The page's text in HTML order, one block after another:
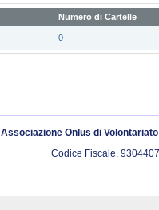
Numero di Cartelle
0
Associazione Onlus di
Codice Fiscale.